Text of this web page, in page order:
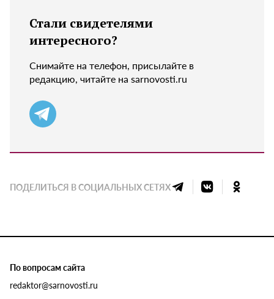
Стали свидетелями
интересного?
Снимайте на телефон, присылайте в
редакцию, читайте на sarnovosti.ru
ПОДЕЛИТЬСЯ В СОЦИАЛЬНЫХ СЕТЯХ
По вопросам сайта
redaktor@sarnovosti.ru